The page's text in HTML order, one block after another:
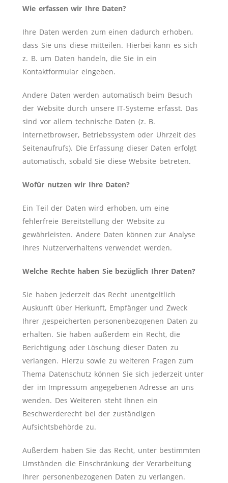
Wie erfassen wir Ihre Daten?
Ihre Daten werden zum einen dadurch erhoben,
dass Sie uns diese mitteilen. Hierbei kann es sich
z. B. um Daten handeln, die Sie in ein
Kontaktformular eingeben.
Andere Daten werden automatisch beim Besuch
der Website durch unsere IT-Systeme erfasst. Das
sind vor allem technische Daten (z. B.
Internetbrowser, Betriebssystem oder Uhrzeit des
Seitenaufrufs). Die Erfassung dieser Daten erfolgt
automatisch, sobald Sie diese Website betreten.
Wofür nutzen wir Ihre Daten?
Ein Teil der Daten wird erhoben, um eine
fehlerfreie Bereitstellung der Website zu
gewährleisten. Andere Daten können zur Analyse
Ihres Nutzerverhaltens verwendet werden.
Welche Rechte haben Sie bezüglich Ihrer Daten?
Sie haben jederzeit das Recht unentgeltlich
Auskunft über Herkunft, Empfänger und Zweck
Ihrer gespeicherten personenbezogenen Daten zu
erhalten. Sie haben außerdem ein Recht, die
Berichtigung oder Löschung dieser Daten zu
verlangen. Hierzu sowie zu weiteren Fragen zum
Thema Datenschutz können Sie sich jederzeit unter
der im Impressum angegebenen Adresse an uns
wenden. Des Weiteren steht Ihnen ein
Beschwerderecht bei der zuständigen
Aufsichtsbehörde zu.
Außerdem haben Sie das Recht, unter bestimmten
Umständen die Einschränkung der Verarbeitung
Ihrer personenbezogenen Daten zu verlangen.